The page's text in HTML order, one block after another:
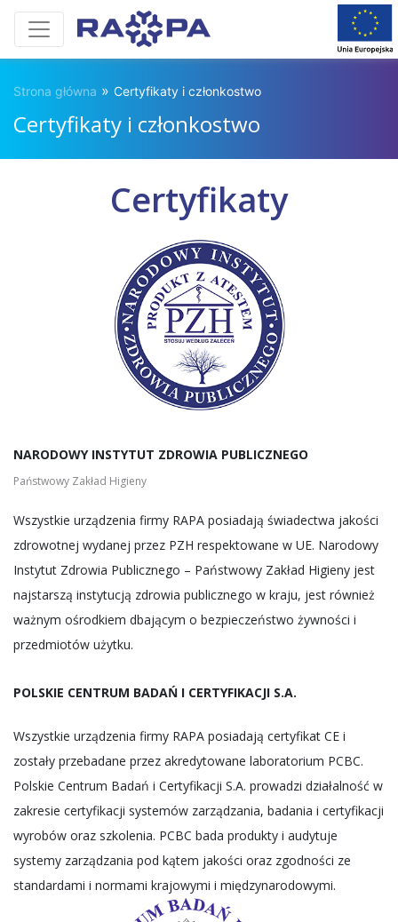
Strona główna » Certyfikaty i członkostwo
Certyfikaty i członkostwo
Certyfikaty
NARODOWY INSTYTUT ZDROWIA PUBLICZNEGO
Państwowy Zakład Higieny
Wszystkie urządzenia firmy RAPA posiadają świadectwa jakości
zdrowotnej wydanej przez PZH respektowane w UE. Narodowy
Instytut Zdrowia Publicznego – Państwowy Zakład Higieny jest
najstarszą instytucją zdrowia publicznego w kraju, jest również
ważnym ośrodkiem dbającym o bezpieczeństwo żywności i
przedmiotów użytku.
POLSKIE CENTRUM BADAŃ I CERTYFIKACJI S.A.
Wszystkie urządzenia firmy RAPA posiadają certyfikat CE i
zostały przebadane przez akredytowane laboratorium PCBC.
Polskie Centrum Badań i Certyfikacji S.A. prowadzi działalność w
zakresie certyfikacji systemów zarządzania, badania i certyfikacji
wyrobów oraz szkolenia. PCBC bada produkty i audytuje
systemy zarządzania pod kątem jakości oraz zgodności ze
standardami i normami krajowymi i międzynarodowymi.